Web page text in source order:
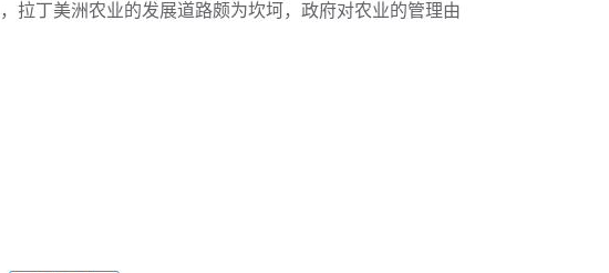
拉丁美洲农业的发展道路颇为坎坷，政府对农业的管理由